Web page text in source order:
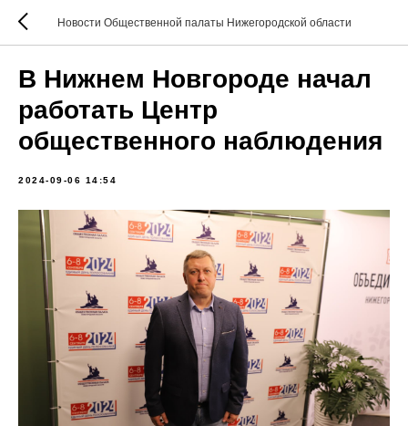
Новости Общественной палаты Нижегородской области
В Нижнем Новгороде начал
работать Центр
общественного наблюдения
2024-09-06 14:54